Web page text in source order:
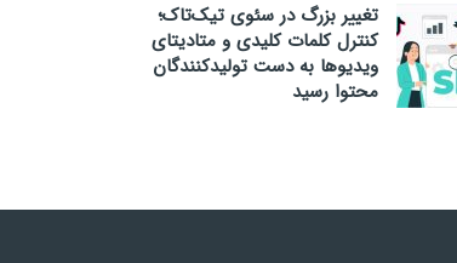
تغییر بزرگ در سئوی تیک‌تاک؛
کنترل کلمات کلیدی و متادیتای
ویدیوها به دست تولیدکنندگان
محتوا رسید